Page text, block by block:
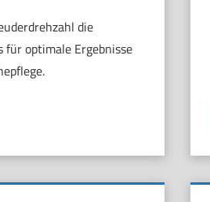
die
für optimale Ergebnisse